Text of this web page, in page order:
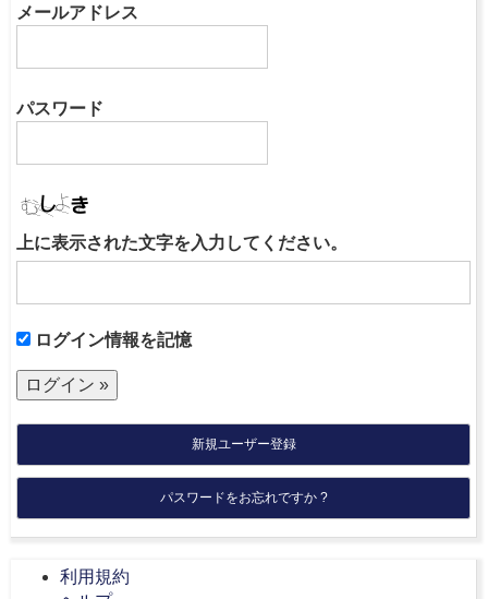
メールアドレス
パスワード
上に表示された文字を入力してください。
ログイン情報を記憶
新規ユーザー登録
パスワードをお忘れですか ?
利用規約